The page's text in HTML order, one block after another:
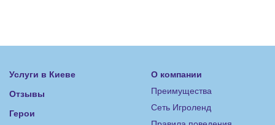
Услуги в Киеве
Отзывы
Герои
О компании
Преимущества
Сеть Игроленд